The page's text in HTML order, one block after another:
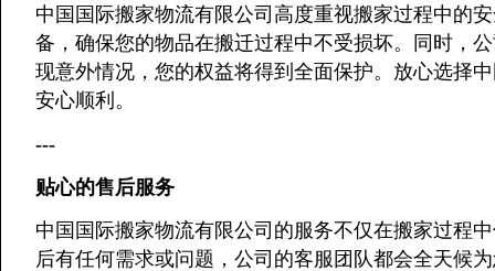
中国国际搬家物流有限公司高度重视搬家过程中的
备，确保您的物品在搬迁过程中不受损坏。同时，
现意外情况，您的权益将得到全面保护。放心选择
安心顺利。
---
贴心的售后服务
中国国际搬家物流有限公司的服务不仅在搬家过程
后有任何需求或问题，公司的客服团队都会全天候